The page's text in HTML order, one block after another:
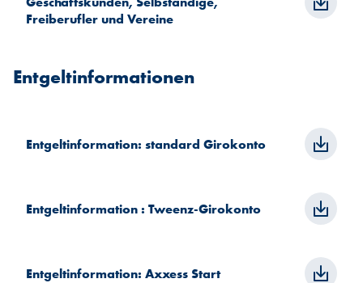
Freiberufler und Vereine
Entgeltinformationen
Entgeltinformation: standard Girokonto
Entgeltinformation : Tweenz-Girokonto
Entgeltinformation: Axxess Start